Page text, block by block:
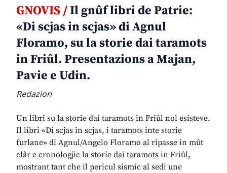
GNOVIS /Il gnûf libri de Patrie:
«Di scjas in scjas» di Agnul
Floramo, su la storie dai taramots
in Friûl. Presentazions a Majan,
Pavie e Udin.
Redazion
Un libri su la storie dai taramots in Friûl nol esisteve.
Il libri «Di scjas in scjas, i taramots inte storie
furlane» di Agnul/Angelo Floramo al ripasse in mût
clâr e cronologjic la storie dai taramots in Friûl,
mostrant tant che il pericul sismic al sedi une